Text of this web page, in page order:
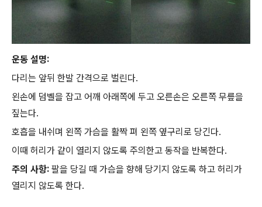
운동 설명:
다리는 앞뒤 한발 간격으로 벌린다.
왼손에 덤벨을 잡고 어깨 아래쪽에 두고 오른손은 오른쪽 무릎을
짚는다.
호흡을 내쉬며 왼쪽 가슴을 활짝 펴 왼쪽 옆구리로 당긴다.
이때 허리가 같이 열리지 않도록 주의한고 동작을 반복한다.
주의 사항: 팔을 당길 때 가슴을 향해 당기지 않도록 하고 허리가
열리지 않도록 한다.